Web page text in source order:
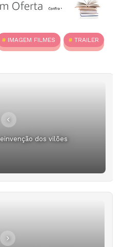
IMAGEM FILMES TRAILER
dos vilões